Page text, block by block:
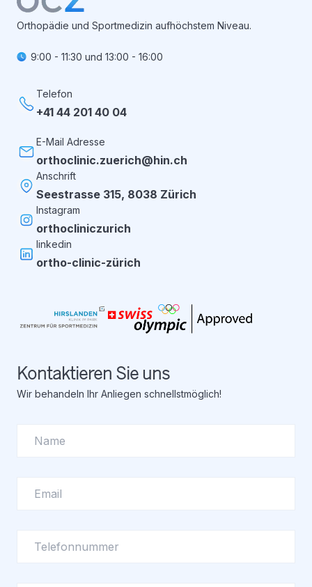
Orthopädie und Sportmedizin aufhöchstem Niveau.
Telefon
+41 44 201 40 04
9:00 - 11:30 und 13:00 - 16:00
E-Mail Adresse
orthoclinic.zuerich@hin.ch
Anschrift
Seestrasse 315, 8038 Zürich
Instagram
orthocliniczurich
linkedin
ortho-clinic-zürich
Kontaktieren Sie uns
Wir behandeln Ihr Anliegen schnellstmöglich!